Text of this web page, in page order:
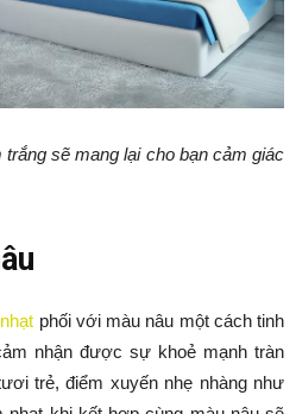
sẽ mang lại cho bạn cảm giác
phối với màu nâu một cách tinh
nhận được sự khoẻ mạnh tràn
trẻ, điểm xuyến nhẹ nhàng như